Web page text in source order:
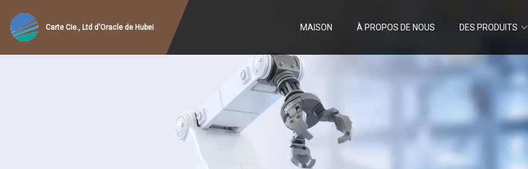
Carte Cie., Ltd d'Oracle de Hubei MAISON À PROPOS DE NOUS DES PRODUITS